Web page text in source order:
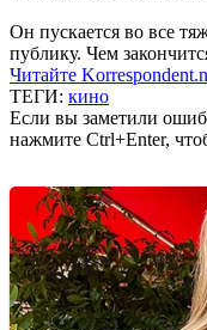
Он пускается во все
публику. Чем
Читайте
ТЕГИ: кино
Если вы заметили
нажмите Ctrl+Enter,